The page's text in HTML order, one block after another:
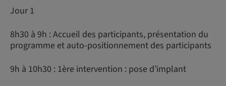
Jour 1
8h30 à 9h : Accueil des participants, présentation du
programme et auto-positionnement des participants
9h à 10h30 : 1ère intervention : pose d’implant